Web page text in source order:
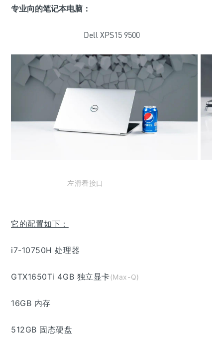
专业向的笔记本电脑：
Dell XPS15 9500
左滑看接口
它的配置如下：
i7-10750H 处理器
GTX1650Ti 4GB 独立显卡(Max-Q)
16GB 内存
512GB 固态硬盘